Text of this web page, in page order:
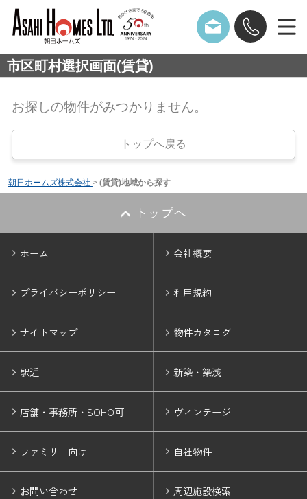
市区町村選択画面(賃貸)
お探しの物件がみつかりません。
トップへ戻る
朝日ホームズ株式会社 > (賃貸)地域から探す
トップへ
ホーム 会社概要
プライバシーポリシー 利用規約
サイトマップ 物件カタログ
駅近 新築・築浅
店舗・事務所・SOHO可 ヴィンテージ
ファミリー向け 自社物件
お問い合わせ 周辺施設検索